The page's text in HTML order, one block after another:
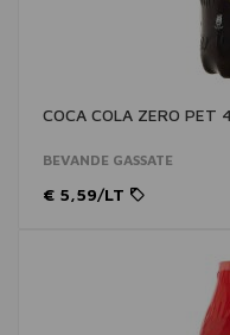
COCA COLA ZERO PET
BEVANDE GASSATE
€ 5,59/LT